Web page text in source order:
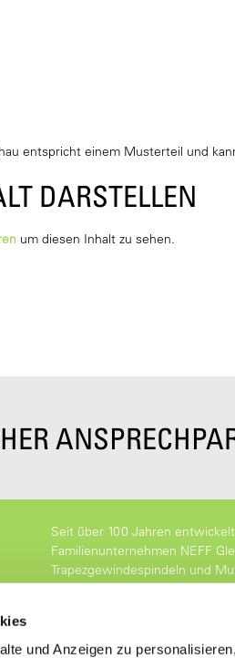
und Anzeigen zu
entspricht einem Musterteil und
DARSTELLEN
um diesen Inhalt zu sehen.
Seit über 100 Jahren
Familienunternehmen NEFF
Trapezgewindespindeln und
Kugelgewindetriebe und